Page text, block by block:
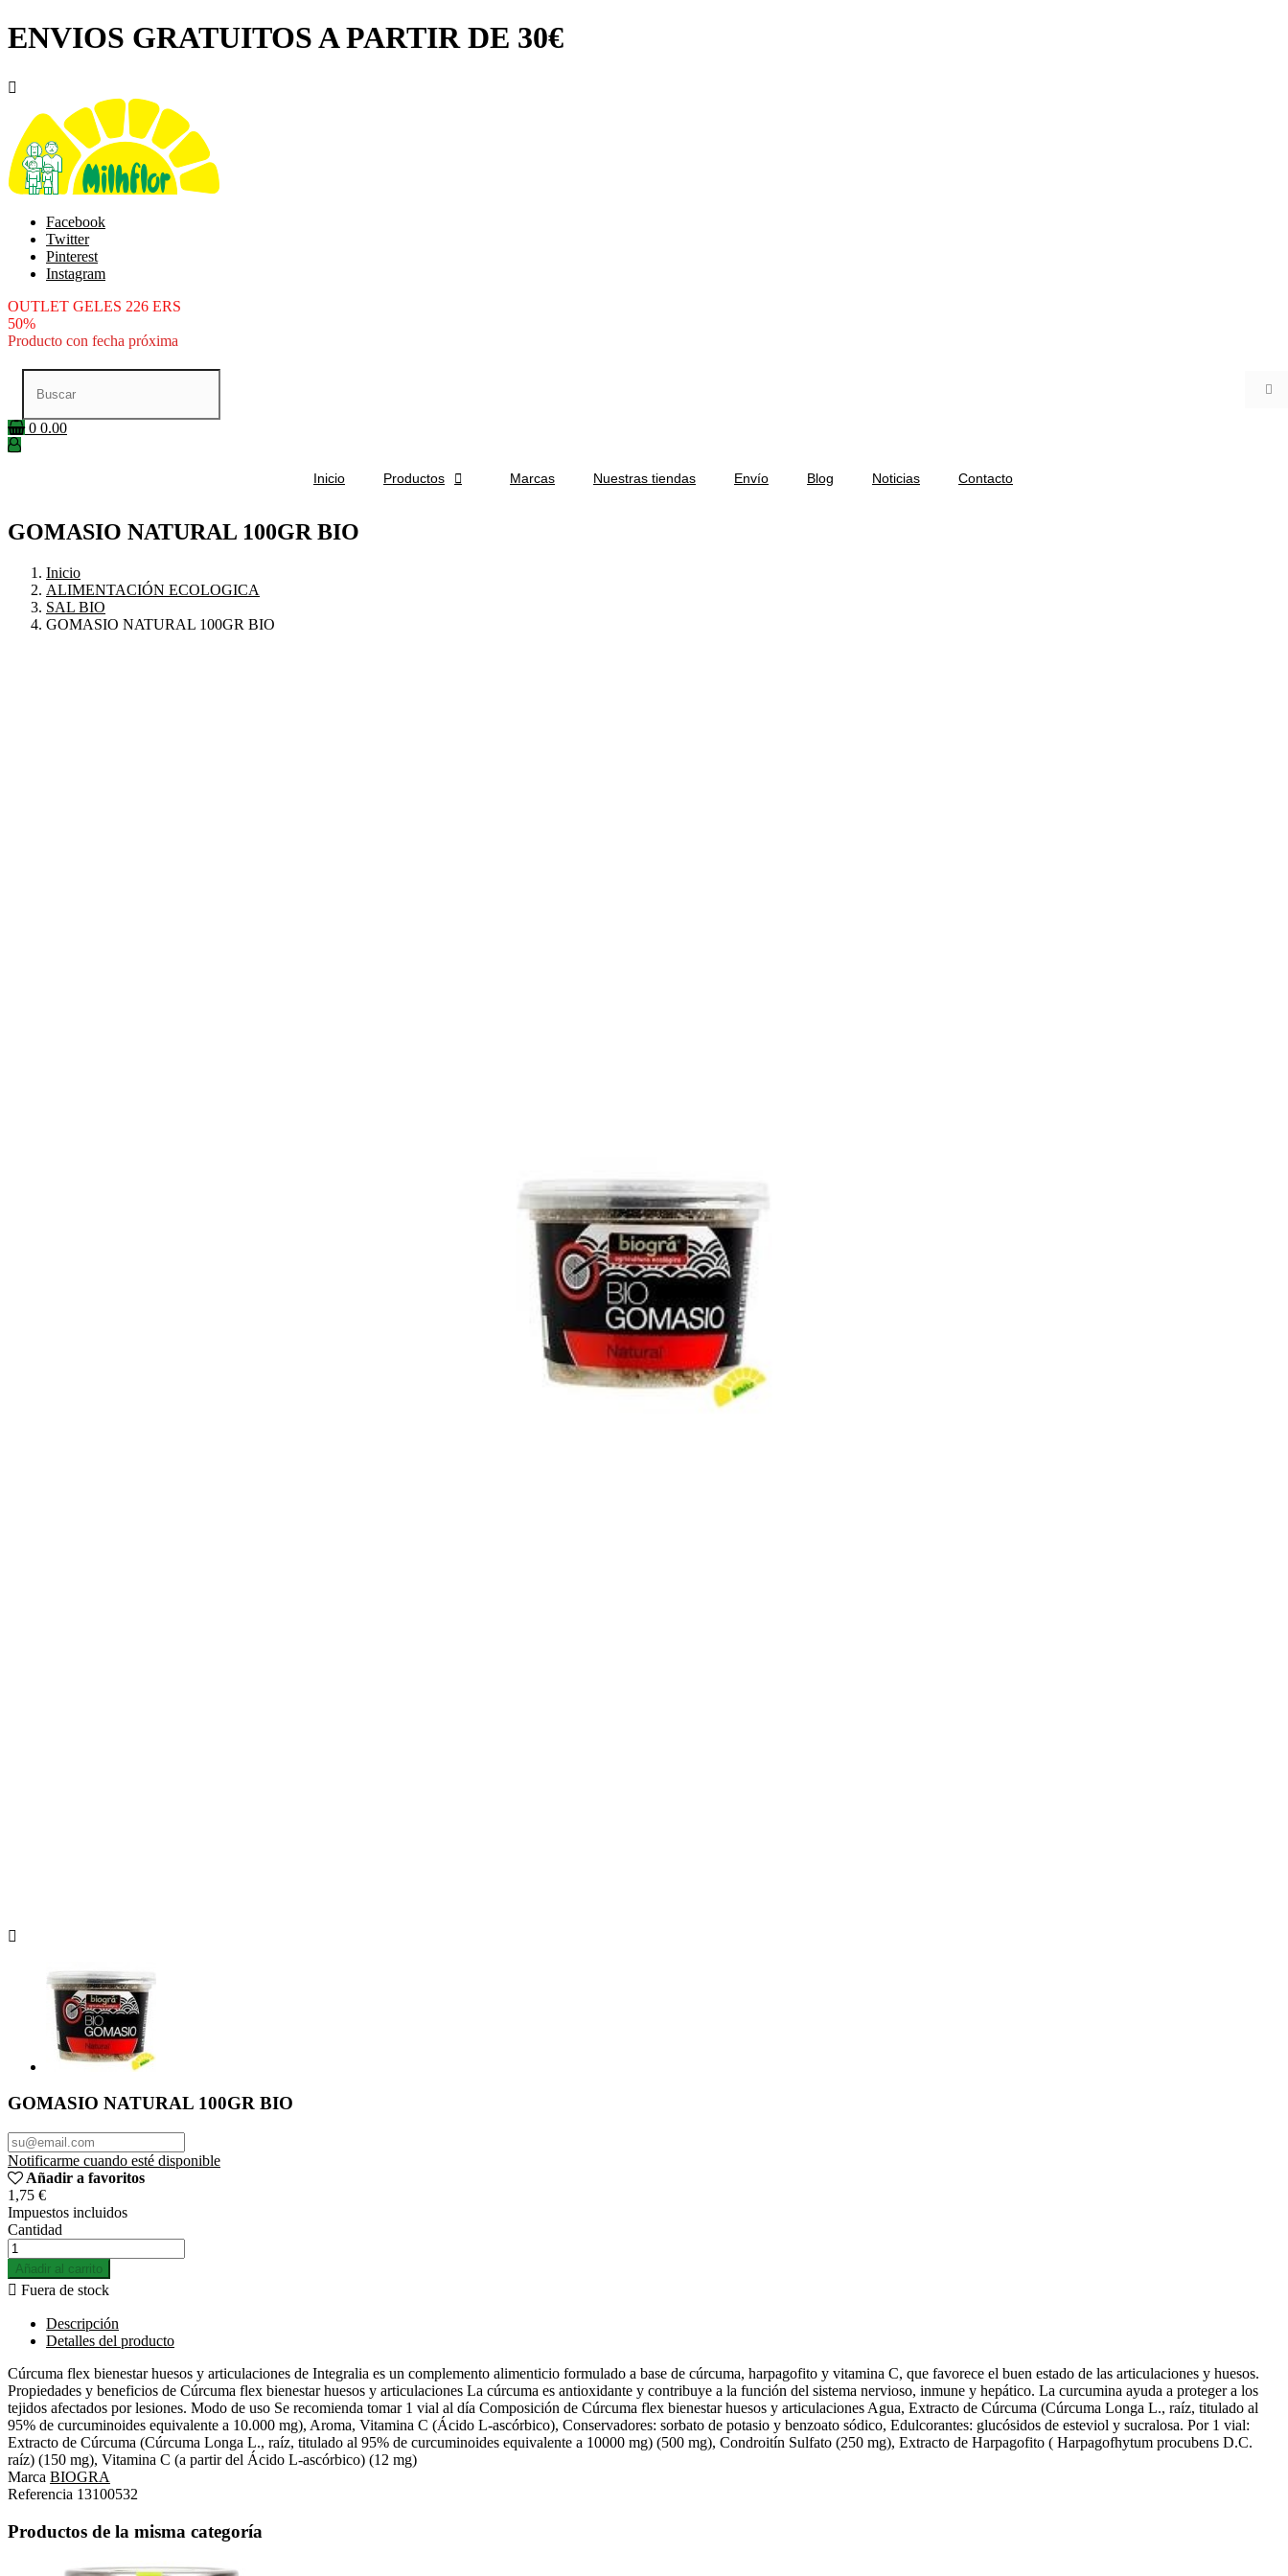
ENVIOS GRATUITOS A PARTIR DE 30€

Facebook
Twitter
Pinterest
Instagram
OUTLET GELES 226 ERS
50%
Producto con fecha próxima

0 0.00
Inicio Productos  Marcas Nuestras tiendas Envío Blog Noticias Contacto
GOMASIO NATURAL 100GR BIO
Inicio
ALIMENTACIÓN ECOLOGICA
SAL BIO
GOMASIO NATURAL 100GR BIO

GOMASIO NATURAL 100GR BIO
Notificarme cuando esté disponible
Añadir a favoritos
1,75 €
Impuestos incluidos
Cantidad
Añadir al carrito
 Fuera de stock
Descripción
Detalles del producto
Cúrcuma flex bienestar huesos y articulaciones de Integralia es un complemento alimenticio formulado a base de cúrcuma, harpagofito y vitamina C, que favorece el buen estado de las articulaciones y huesos.
Propiedades y beneficios de Cúrcuma flex bienestar huesos y articulaciones La cúrcuma es antioxidante y contribuye a la función del sistema nervioso, inmune y hepático. La curcumina ayuda a proteger a los
tejidos afectados por lesiones. Modo de uso Se recomienda tomar 1 vial al día Composición de Cúrcuma flex bienestar huesos y articulaciones Agua, Extracto de Cúrcuma (Cúrcuma Longa L., raíz, titulado al
95% de curcuminoides equivalente a 10.000 mg), Aroma, Vitamina C (Ácido L-ascórbico), Conservadores: sorbato de potasio y benzoato sódico, Edulcorantes: glucósidos de esteviol y sucralosa. Por 1 vial:
Extracto de Cúrcuma (Cúrcuma Longa L., raíz, titulado al 95% de curcuminoides equivalente a 10000 mg) (500 mg), Condroitín Sulfato (250 mg), Extracto de Harpagofito ( Harpagofhytum procubens D.C.
raíz) (150 mg), Vitamina C (a partir del Ácido L-ascórbico) (12 mg)
Marca BIOGRA
Referencia 13100532
Productos de la misma categoría